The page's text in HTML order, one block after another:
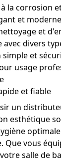
à la corrosion
et moderne
et
avec divers
et
usage
et fiable
un
esthétique
Que vous
salle de